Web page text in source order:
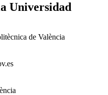
Universidad
de València